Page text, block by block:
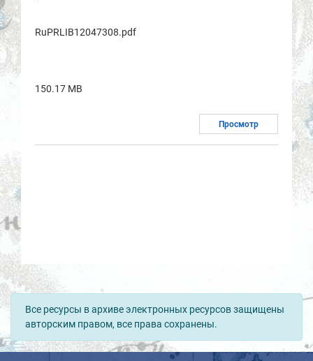
RuPRLIB12047308.pdf
150.17 MB
Просмотр
Все ресурсы в архиве электронных ресурсов защищены
авторским правом, все права сохранены.